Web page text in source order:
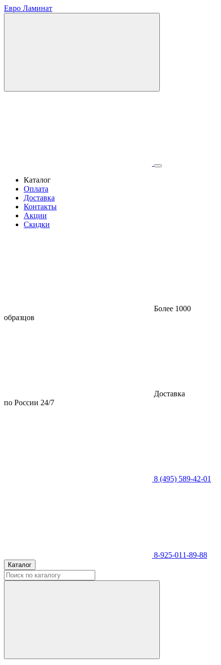
Евро Ламинат
Каталог
Оплата
Доставка
Контакты
Акции
Скидки
Более 1000
образцов
Доставка
по России 24/7
8 (495) 589-42-01
8-925-011-89-88
Каталог